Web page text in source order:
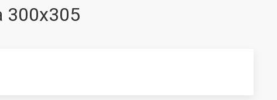
300x305